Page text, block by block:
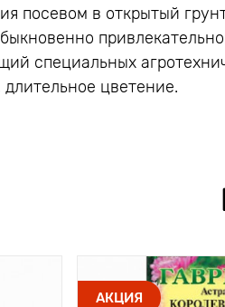
посевом в открытый
специальных
цветение.
АКЦИЯ